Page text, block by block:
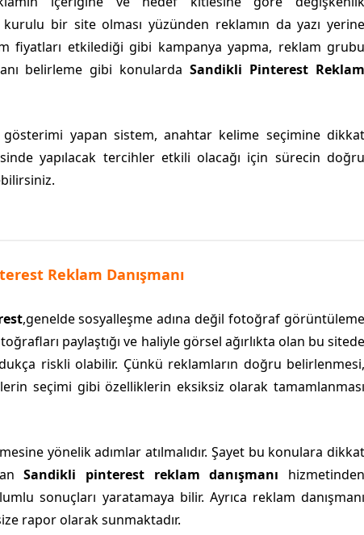
bir site olması yüzünden reklamın da yazı yerine
fiyatları etkilediği gibi kampanya yapma, reklam grubu
belirleme gibi konulardaSandikli Pinterest Reklam
yapan sistem, anahtar kelime seçimine dikkat
yapılacak tercihler etkili olacağı için sürecin doğru
Reklam Danışmanı
,genelde sosyalleşme adına değil fotoğraf görüntüleme
paylaştığı ve haliyle görsel ağırlıkta olan bu sitede
riskli olabilir. Çünkü reklamların doğru belirlenmesi,
seçimi gibi özelliklerin eksiksiz olarak tamamlanması
yönelik adımlar atılmalıdır. Şayet bu konulara dikkat
Sandikli pinterest reklam danışmanı hizmetinden
sonuçları yaratamaya bilir. Ayrıca reklam danışmanı
rapor olarak sunmaktadır.